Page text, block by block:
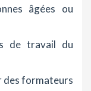
âgées ou
de travail du
des formateurs